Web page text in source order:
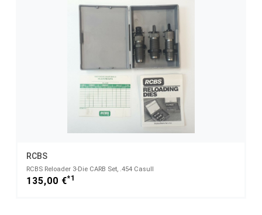
RCBS
RCBS Reloader 3-Die CARB Set, .454 Casull
135,00 €*1